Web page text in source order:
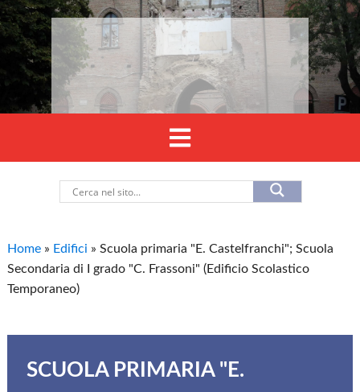
Home » Edifici »Scuola primaria "E. Castelfranchi"; Scuola
Secondaria di I grado "C. Frassoni" (Edificio Scolastico
Temporaneo)
SCUOLA PRIMARIA "E.